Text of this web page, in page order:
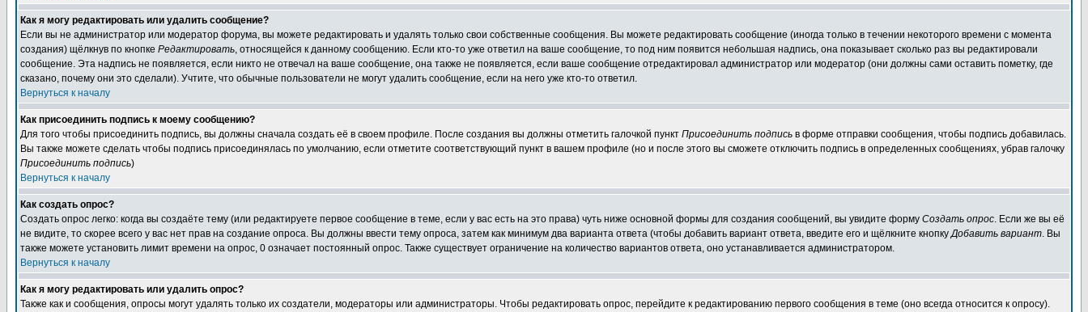
Как я могу редактировать или удалить сообщение?
Если вы не администратор или модератор форума, вы можете редактировать и удалять только свои собственные сообщения. Вы можете редактировать сообщение (иногда только в течении некоторого времени с момента
создания) щёлкнув по кнопке Редактировать, относящейся к данному сообщению. Если кто-то уже ответил на ваше сообщение, то под ним появится небольшая надпись, она показывает сколько раз вы редактировали
сообщение. Эта надпись не появляется, если никто не отвечал на ваше сообщение, она также не появляется, если ваше сообщение отредактировал администратор или модератор (они должны сами оставить пометку, где
сказано, почему они это сделали). Учтите, что обычные пользователи не могут удалить сообщение, если на него уже кто-то ответил.
Вернуться к началу
Как присоединить подпись к моему сообщению?
Для того чтобы присоединить подпись, вы должны сначала создать её в своем профиле. После создания вы должны отметить галочкой пункт Присоединить подпись в форме отправки сообщения, чтобы подпись добавилась.
Вы также можете сделать чтобы подпись присоединялась по умолчанию, если отметите соответствующий пункт в вашем профиле (но и после этого вы сможете отключить подпись в определенных сообщениях, убрав галочку
Присоединить подпись)
Вернуться к началу
Как создать опрос?
Создать опрос легко: когда вы создаёте тему (или редактируете первое сообщение в теме, если у вас есть на это права) чуть ниже основной формы для создания сообщений, вы увидите форму Создать опрос. Если же вы её
не видите, то скорее всего у вас нет прав на создание опроса. Вы должны ввести тему опроса, затем как минимум два варианта ответа (чтобы добавить вариант ответа, введите его и щёлкните кнопкуДобавить вариант. Вы
также можете установить лимит времени на опрос, 0 означает постоянный опрос. Также существует ограничение на количество вариантов ответа, оно устанавливается администратором.
Вернуться к началу
Как я могу редактировать или удалить опрос?
Также как и сообщения, опросы могут удалять только их создатели, модераторы или администраторы. Чтобы редактировать опрос, перейдите к редактированию первого сообщения в теме (оно всегда относится к опросу).